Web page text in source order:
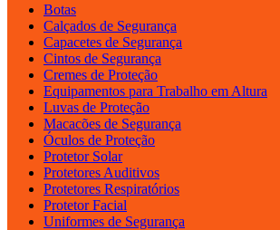
Botas
Calçados de Segurança
Capacetes de Segurança
Cintos de Segurança
Cremes de Proteção
Equipamentos para Trabalho em Altura
Luvas de Proteção
Macacões de Segurança
Óculos de Proteção
Protetor Solar
Protetores Auditivos
Protetores Respiratórios
Protetor Facial
Uniformes de Segurança